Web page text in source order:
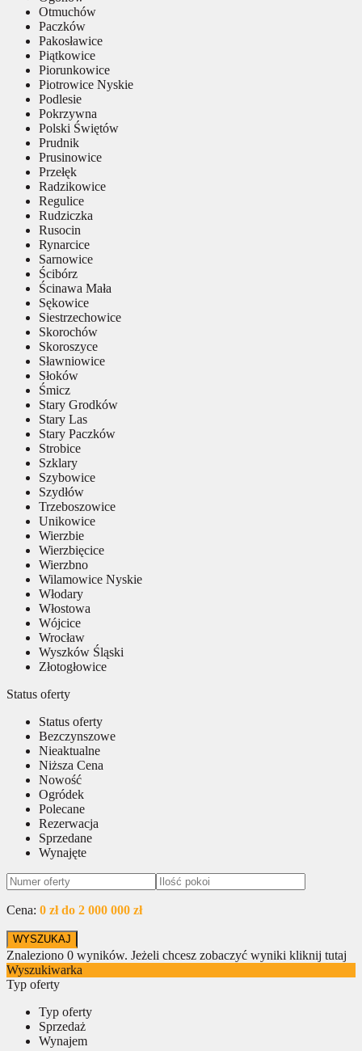
Otmuchów
Paczków
Pakosławice
Piątkowice
Piorunkowice
Piotrowice Nyskie
Podlesie
Pokrzywna
Polski Świętów
Prudnik
Prusinowice
Przełęk
Radzikowice
Regulice
Rudziczka
Rusocin
Rynarcice
Sarnowice
Ścibórz
Ścinawa Mała
Sękowice
Siestrzechowice
Skorochów
Skoroszyce
Sławniowice
Słoków
Śmicz
Stary Grodków
Stary Las
Stary Paczków
Strobice
Szklary
Szybowice
Szydłów
Trzeboszowice
Unikowice
Wierzbie
Wierzbięcice
Wierzbno
Wilamowice Nyskie
Włodary
Włostowa
Wójcice
Wrocław
Wyszków Śląski
Złotogłowice
Status oferty
Status oferty
Bezczynszowe
Nieaktualne
Niższa Cena
Nowość
Ogródek
Polecane
Rezerwacja
Sprzedane
Wynajęte
Cena: 0 zł do 2 000 000 zł
Znaleziono 0 wyników. Jeżeli chcesz zobaczyć wyniki kliknij tutaj
Wyszukiwarka
Typ oferty
Typ oferty
Sprzedaż
Wynajem